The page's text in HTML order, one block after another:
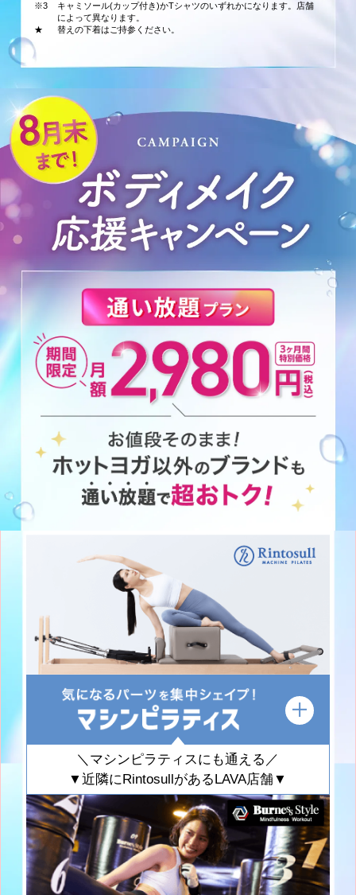
※3
キャミソール(カップ付き)かTシャツのいずれかになります。店舗
によって異なります。
★
替えの下着はご持参ください。
＼マシンピラティスにも通える／
▼近隣にRintosullがあるLAVA店舗▼